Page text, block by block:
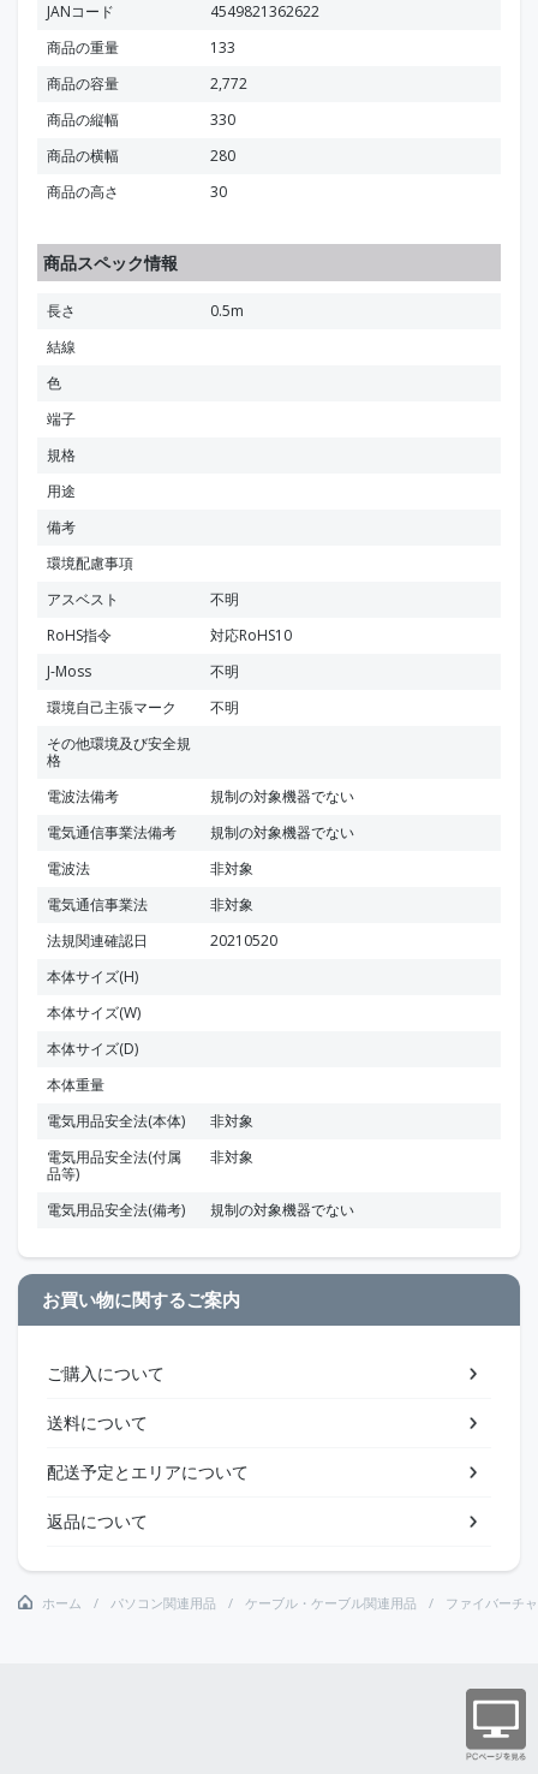
JANコード
4549821362622
商品の重量
133
商品の容量
2,772
商品の縦幅
330
商品の横幅
280
商品の高さ
30
商品スペック情報
長さ
0.5m
結線
色
端子
規格
用途
備考
環境配慮事項
アスベスト
不明
RoHS指令
対応RoHS10
J-Moss
不明
環境自己主張マーク
不明
その他環境及び安全規
格
電波法備考
規制の対象機器でない
電気通信事業法備考
規制の対象機器でない
電波法
非対象
電気通信事業法
非対象
法規関連確認日
20210520
本体サイズ(H)
本体サイズ(W)
本体サイズ(D)
本体重量
電気用品安全法(本体)
非対象
電気用品安全法(付属
品等)
非対象
電気用品安全法(備考) 規制の対象機器でない
お買い物に関するご案内
ご購入について
送料について
配送予定とエリアについて
返品について
ホーム パソコン関連用品 ケーブル・ケーブル関連用品 ファイバーチ